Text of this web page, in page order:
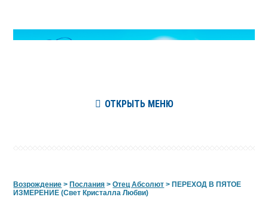
ОТКРЫТЬ МЕНЮ
Возрождение >Послания >Отец Абсолют >ПЕРЕХОД В ПЯТОЕ
ИЗМЕРЕНИЕ (Свет Кристалла Любви)